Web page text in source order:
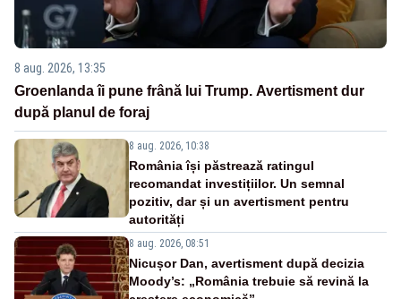
8 aug. 2026, 13:35
Groenlanda îi pune frână lui Trump. Avertisment dur
după planul de foraj
8 aug. 2026, 10:38
România își păstrează ratingul
recomandat investițiilor. Un semnal
pozitiv, dar și un avertisment pentru
autorități
8 aug. 2026, 08:51
Nicușor Dan, avertisment după decizia
Moody’s: „România trebuie să revină la